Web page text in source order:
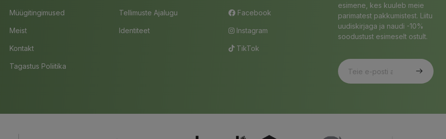
Müügitingimused
Meist
Kontakt
Tagastus Poliitika
Tellimuste Ajalugu
Identiteet
Facebook
Instagram
TikTok
esimene, kes kuuleb meie
parimatest pakkumistest. Liitu
uudiskirjaga ja naudi -10%
soodustust esimeselt ostult.